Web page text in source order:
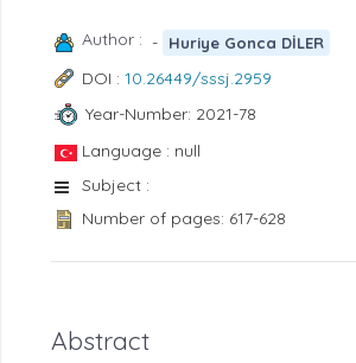
Author : - Huriye Gonca DİLER
DOI : 10.26449/sssj.2959
Year-Number: 2021-78
Language : null
Subject :
Number of pages: 617-628
Abstract